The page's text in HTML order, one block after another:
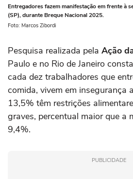
Entregadores fazem manifestação em frente à
(SP), durante Breque Nacional 2025.
Foto: Marcos Zibordi
Pesquisa realizada pela Ação
Paulo e no Rio de Janeiro
cada dez trabalhadores que
comida, vivem em insegurança
13,5% têm restrições
graves, percentual maior que a
9,4%.
PUBLICIDADE